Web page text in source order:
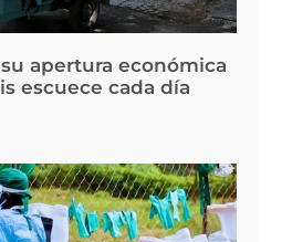
apertura económica
escuece cada día